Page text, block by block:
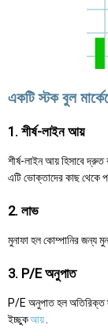
একটি স্টক বুল
1. শীর্ষ-লাইন আয়
শীর্ষ-লাইন আয় হিসাবে দ্রুত
এটি ভোক্তাদের কাছ থেকে
2. লাভ
মুনাফা হল কোম্পানির জন্য
3. P/E অনুপাত
P/E অনুপাত হল অতিরিক্ত
ইচ্ছুকআয়